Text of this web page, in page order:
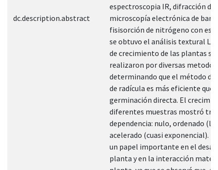
dc.description.abstract
espectroscopia IR, difracción de
microscopía electrónica de
fisisorción de nitrógeno con
se obtuvo el análisis textural
de crecimiento de las plantas se
realizaron por diversas
determinando que el método de
de radícula es más eficiente que
germinación directa. El
diferentes muestras mostró
dependencia: nulo, ordenado
acelerado (cuasi exponencial).
un papel importante en el
planta y en la interacción